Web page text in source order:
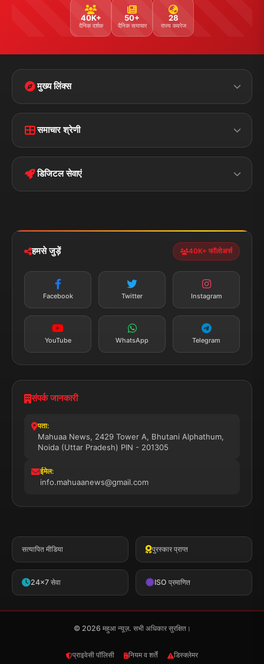
40K+
दैनिक दर्शक
50+
दैनिक समाचार
28
राज्य कवरेज
मुख्य लिंक्स
Disclaimer
Terms &
Privacy Policy
समाचार श्रेणी
पॉलिटिकल झारखण्ड
डिजिटल सेवाएं
न्यूज़ अलर्ट
सब्सक्राइब करें
हमसे जुड़ें 40K+ फॉलोअर्स
Facebook Twitter Instagram
YouTube WhatsApp Telegram
संपर्क जानकारी
पता:
Mahuaa News, 2429 Tower A, Bhutani Alphathum,
Noida (Uttar Pradesh) PIN - 201305
ईमेल:
info.mahuaanews@gmail.com
सत्यापित मीडिया पुरस्कार प्राप्त
24x7 सेवा ISO प्रमाणित
© 2026 महुआ न्यूज़. सभी अधिकार सुरक्षित।
प्राइवेसी पॉलिसी नियम व शर्तें डिस्क्लेमर